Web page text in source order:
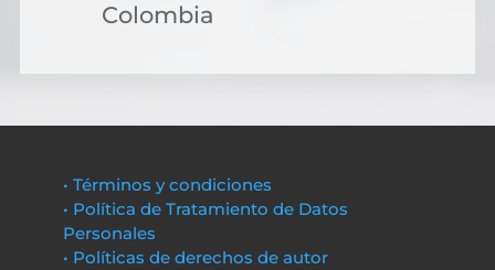
Colombia
• Términos y condiciones
• Política de Tratamiento de Datos
Personales
• Políticas de derechos de autor